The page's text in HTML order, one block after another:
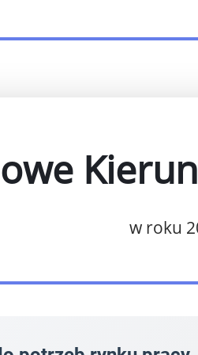
w roku